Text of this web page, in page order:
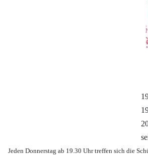
Jeden Donnerstag ab 19.30 Uhr treffen sich die